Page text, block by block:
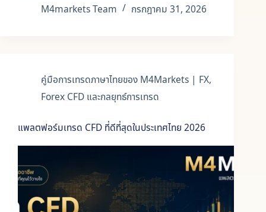
M4markets Team
กรกฎาคม 31, 2026
คู่มือการเทรดภาษาไทยของ M4Markets | FX,
Forex CFD และกลยุทธ์การเทรด
แพลตฟอร์มเทรด CFD ที่ดีที่สุดในประเทศไทย 2026